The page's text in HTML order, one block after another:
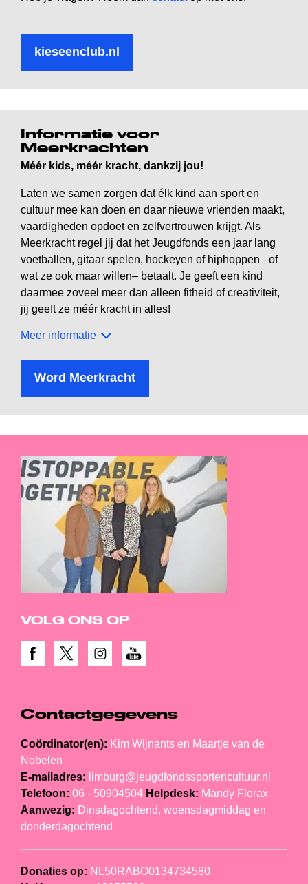
kieseenclub.nl
Informatie voor
Meerkrachten
Méér kids, méér kracht, dankzij jou!
Laten we samen zorgen dat élk kind aan sport en
cultuur mee kan doen en daar nieuwe vrienden maakt,
vaardigheden opdoet en zelfvertrouwen krijgt. Als
Meerkracht regel jij dat het Jeugdfonds een jaar lang
voetballen, gitaar spelen, hockeyen of hiphoppen –of
wat ze ook maar willen– betaalt. Je geeft een kind
daarmee zoveel meer dan alleen fitheid of creativiteit,
jij geeft ze méér kracht in alles!
Meer informatie
Word Meerkracht
VOLG ONS OP
Contactgegevens
Coördinator(en): Kim Wijnants en Maartje van de
Nobelen
E-mailadres: limburg@jeugdfondssportencultuur.nl
Telefoon: 06 - 50904504 Helpdesk: Mandy Florax
Aanwezig: Dinsdagochtend, woensdagmiddag en
donderdagochtend
Donaties op: NL50RABO0134734580